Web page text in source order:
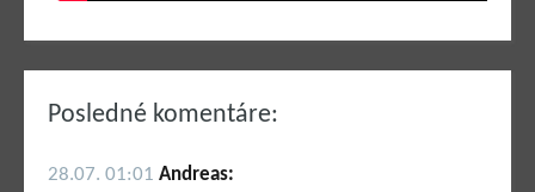
Posledné komentáre:
28.07. 01:01 Andreas: